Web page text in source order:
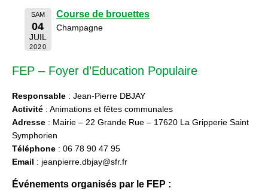
SAM
04
JUIL
2020
Course de brouettes
Champagne
FEP – Foyer d’Education Populaire
Responsable : Jean-Pierre DBJAY
Activité : Animations et fêtes communales
Adresse : Mairie – 22 Grande Rue – 17620 La Gripperie Saint
Symphorien
Téléphone : 06 78 90 47 95
Email : jeanpierre.dbjay@sfr.fr
Événements organisés par le FEP :